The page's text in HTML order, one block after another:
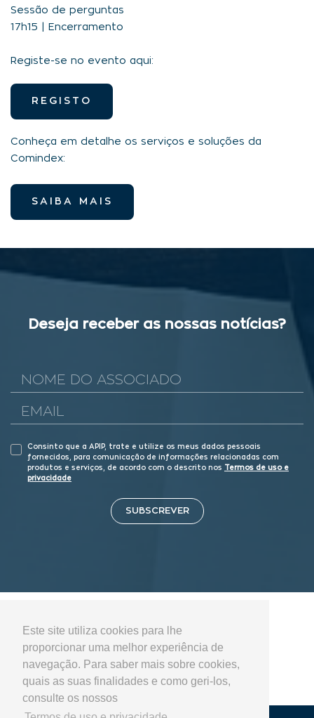
Este site utiliza cookies para lhe
proporcionar uma melhor experiência de
navegação. Para saber mais sobre cookies,
quais as suas finalidades e como geri-los,
consulte os nossos
Sessão de perguntas
17h15 | Encerramento
Registe-se no evento aqui:
REGISTO
Conheça em detalhe os serviços e soluções da
Comindex:
SAIBA MAIS
Deseja receber as nossas notícias?
Consinto que a APIP, trate e utilize os meus dados pessoais
fornecidos, para comunicação de informações relacionadas com
produtos e serviços, de acordo com o descrito nos Termos de uso e
privacidade
SUBSCREVER